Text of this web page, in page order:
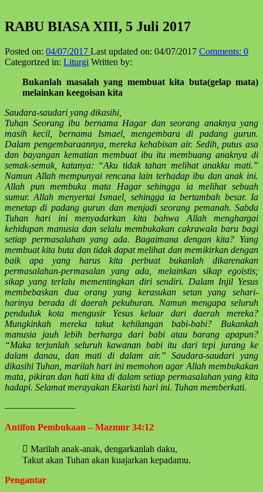
RABU BIASA XIII, 5 Juli 2017
Posted on: 04/07/2017 Last updated on: 04/07/2017 Comments: 0
Categorized in: Liturgi Written by:
Bukanlah masalah yang membuat kita buta(gelap mata)
melainkan keegoisan kita
Saudara-saudari yang dikasihi,
Tuhan Seorang ibu bernama Hagar dan seorang anaknya yang
masih kecil, bernama Ismael, mengembara di padang gurun.
Dalam pengembaraannya, mereka kehabisan air. Sedih, putus asa
dan bayangan kematian membuat ibu itu membuang anaknya di
semak-semak, katanya: “Aku tidak tahan melihat anakku mati.”
Namun Allah mempunyai rencana lain terhadap ibu dan anak ini.
Allah pun membuka mata Hagar sehingga ia melihat sebuah
sumur. Allah menyertai Ismael, sehingga ia bertambah besar. Ia
menetap di padang gurun dan menjadi seorang pemanah. Sabda
Tuhan hari ini menyadarkan kita bahwa Allah menghargai
kehidupan manusia dan selalu membukakan cakrawala baru bagi
setiap permasalahan yang ada. Bagaimana dengan kita? Yang
membuat kita buta dan tidak dapat melihat dan memikirkan dengan
baik apa yang harus kita perbuat bukanlah dikarenakan
permasalahan-permasalan yang ada, melainkan sikap egoistis;
sikap yang terlalu mementingkan diri sendiri. Dalam Injil Yesus
membebaskan dua orang yang kerasukan setan yang sehari-
harinya berada di daerah pekuburan. Namun mengapa seluruh
penduduk kota mengusir Yesus keluar dari daerah mereka?
Mungkinkah mereka takut kehilangan babi-babi? Bukankah
manusia jauh lebih berharga dari babi atau barang apapun?
“Maka terjunlah seluruh kawanan babi itu dari tepi jurang ke
dalam danau, dan mati di dalam air.”
Saudara-saudari yang
dikasihi Tuhan, marilah hari ini memohon agar Allah membukakan
mata, pikiran dan hati kita di dalam setiap permasalahan yang kita
hadapi. Selamat merayakan Ekaristi hari ini. Tuhan memberkati.
———————–
Antifon Pembukaan – Mazmur 34:12
 Marilah anak-anak, dengarkanlah daku,
Takut akan Tuhan akan kuajarkan kepadamu.
Pengantar